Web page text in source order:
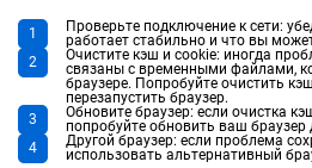
Проверьте подключение к сети:
работает стабильно и что вы
Очистите кэш и cookie: иногда
связаны с временными файлами,
браузере. Попробуйте очистить
перезапустить браузер.
Обновите браузер: если очистка
попробуйте обновить ваш браузер
Другой браузер: если проблема
использовать альтернативный